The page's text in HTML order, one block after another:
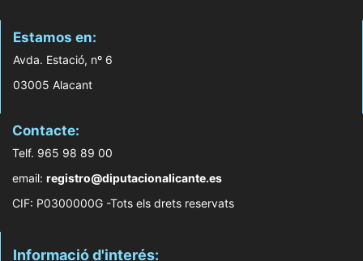
Estamos en:
Avda. Estació, nº 6
03005 Alacant
Contacte:
Telf. 965 98 89 00
email: registro@diputacionalicante.es
CIF: P0300000G -Tots els drets reservats
Informació d'interés: